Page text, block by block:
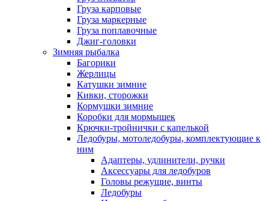
Груза карповые
Груза маркерные
Груза поплавочные
Джиг-головки
Зимняя рыбалка
Багорики
Жерлицы
Катушки зимние
Кивки, сторожки
Кормушки зимние
Коробки для мормышек
Крючки-тройнички с капелькой
Ледобуры, мотоледобуры, комплектующие к
ним
Адаптеры, удлинители, ручки
Аксессуары для ледобуров
Головы режущие, винты
Ледобуры